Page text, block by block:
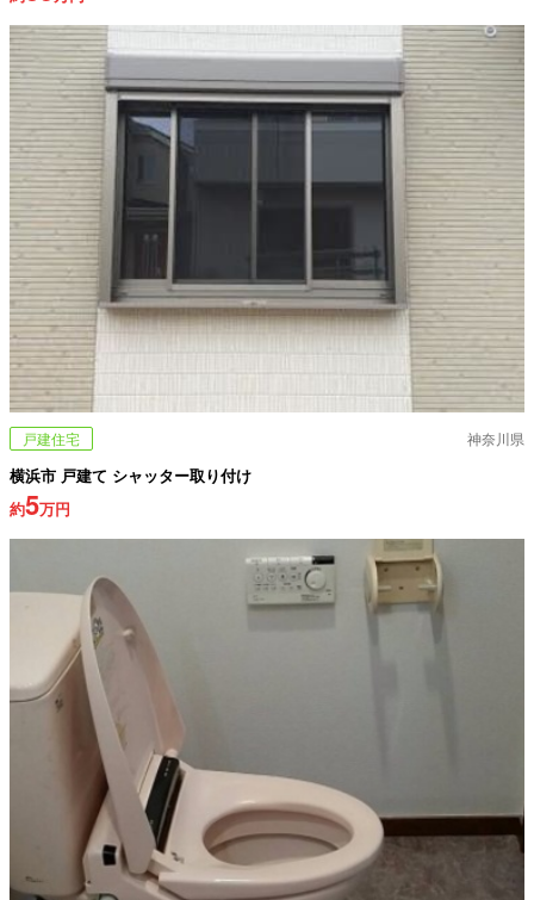
戸建住宅 神奈川県
横浜市 戸建て シャッター取り付け
約5万円